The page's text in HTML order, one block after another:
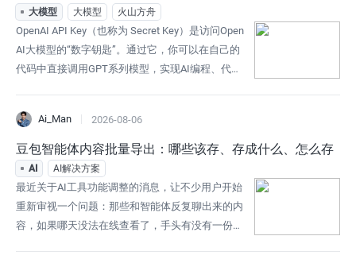
品牌面对的第一个问题已经不只是"网页排在第
几"，而是：AI知不知道这个
-5.4-Codex集成实战
大模型 大模型 火山方舟
OpenAI API Key（也称为 Secret Key）是访问Open
AI大模型的“数字钥匙”。通过它，你可以在自己的
代码中直接调用GPT系列模型，实现AI编程、代码
3-Codex / GPT-5.4 系列在SWE-Bench Pro等真实工
程基准上大幅领先，能完成完整项目开发、调试、
甚至
Ai_Man 2026-08-06
豆包智能体内容批量导出：哪些该存、存成什么、怎么存
AI AI解决方案
最近关于AI工具功能调整的消息，让不少用户开始
重新审视一个问题：那些和智能体反复聊出来的内
容，如果哪天没法在线查看了，手头有没有一份能